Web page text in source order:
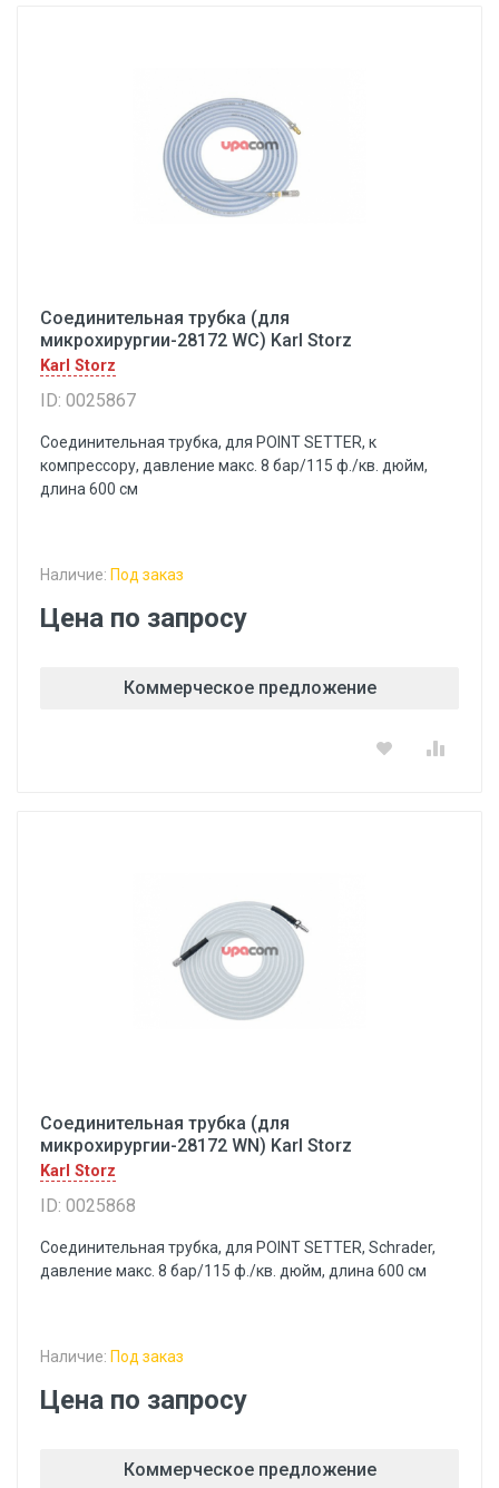
Соединительная трубка (для
микрохирургии-28172 WC) Karl Storz
Karl Storz
ID: 0025867
Соединительная трубка, для POINT SETTER, к
компрессору, давление макс. 8 бар/115 ф./кв. дюйм,
длина 600 см
Наличие: Под заказ
Цена по запросу
Коммерческое предложение
Соединительная трубка (для
микрохирургии-28172 WN) Karl Storz
Karl Storz
ID: 0025868
Соединительная трубка, для POINT SETTER, Schrader,
давление макс. 8 бар/115 ф./кв. дюйм, длина 600 см
Наличие: Под заказ
Цена по запросу
Коммерческое предложение